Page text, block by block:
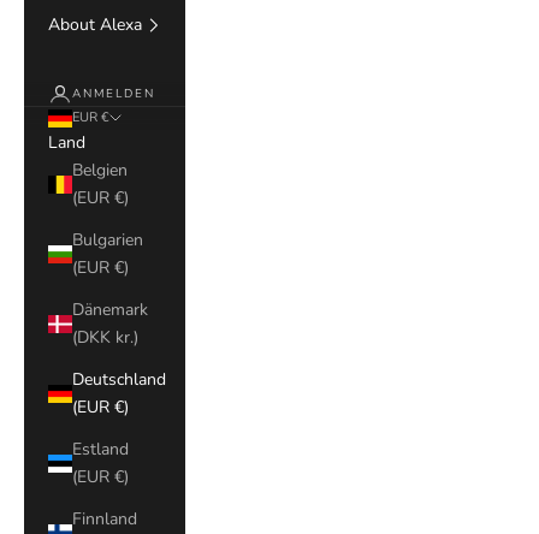
About Alexa
ANMELDEN
EUR €
Land
Belgien
(EUR €)
Bulgarien
(EUR €)
Dänemark
(DKK kr.)
Deutschland
(EUR €)
Estland
(EUR €)
Finnland